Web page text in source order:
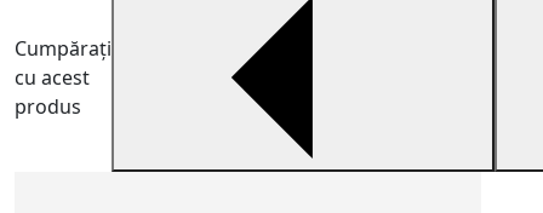
Cumpărați
cu acest
produs